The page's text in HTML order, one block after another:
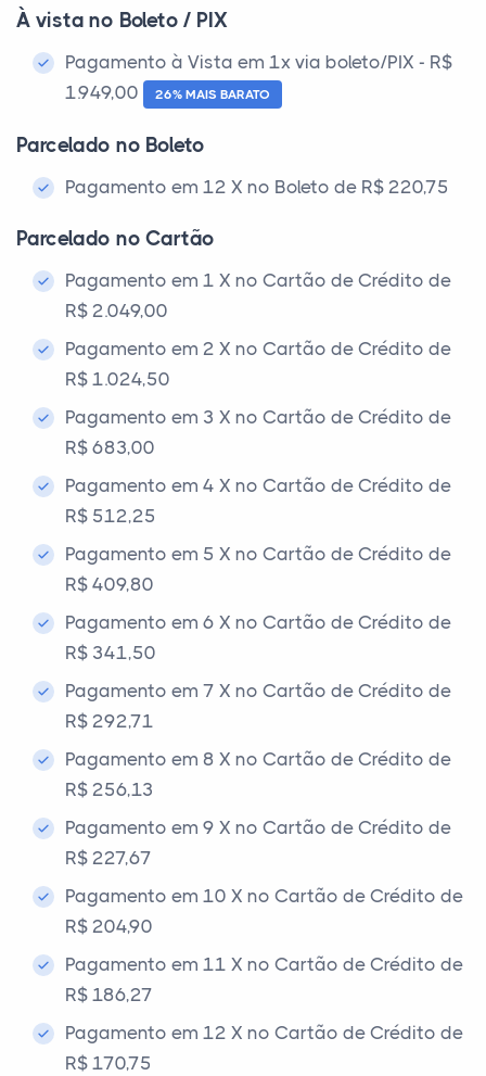
À vista no Boleto / PIX
Pagamento à Vista em 1x via boleto/PIX - R$
1.949,00
26% MAIS BARATO
Parcelado no Boleto
Pagamento em 12 X no Boleto de R$ 220,75
Parcelado no Cartão
Pagamento em 1 X no Cartão de Crédito de
R$ 2.049,00
Pagamento em 2 X no Cartão de Crédito de
R$ 1.024,50
Pagamento em 3 X no Cartão de Crédito de
R$ 683,00
Pagamento em 4 X no Cartão de Crédito de
R$ 512,25
Pagamento em 5 X no Cartão de Crédito de
R$ 409,80
Pagamento em 6 X no Cartão de Crédito de
R$ 341,50
Pagamento em 7 X no Cartão de Crédito de
R$ 292,71
Pagamento em 8 X no Cartão de Crédito de
R$ 256,13
Pagamento em 9 X no Cartão de Crédito de
R$ 227,67
Pagamento em 10 X no Cartão de Crédito de
R$ 204,90
Pagamento em 11 X no Cartão de Crédito de
R$ 186,27
Pagamento em 12 X no Cartão de Crédito de
R$ 170,75